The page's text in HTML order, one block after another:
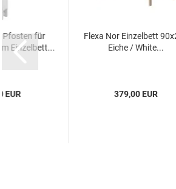
Pfosten für
Einzelbett...
EUR
Flexa Nor Einzelbett
Eiche / White...
379,00 EUR